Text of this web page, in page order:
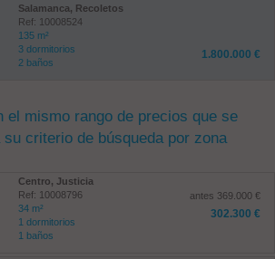
Salamanca, Recoletos
Ref: 10008524
135 m²
3 dormitorios
2 baños
1.800.000 €
el mismo rango de precios que se
su criterio de búsqueda por zona
Centro, Justicia
Ref: 10008796
34 m²
1 dormitorios
1 baños
antes 369.000 €
302.300 €